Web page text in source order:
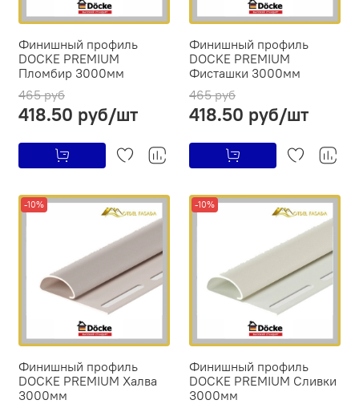
Финишный профиль
DOCKE PREMIUM
Пломбир 3000мм
465 руб
418.50 руб/шт
Финишный профиль
DOCKE PREMIUM
Фисташки 3000мм
465 руб
418.50 руб/шт
-10%
Финишный профиль
DOCKE PREMIUM Халва
3000мм
-10%
Финишный профиль
DOCKE PREMIUM Сливки
3000мм